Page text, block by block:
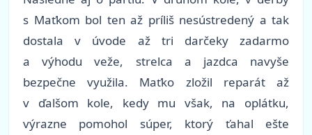
s Maťkom bol ten až príliš nesústredený a tak
dostala v úvode až tri darčeky zadarmo
a výhodu veže, strelca a jazdca navyše
bezpečne využila. Maťko zložil reparát až
v ďalšom kole, kedy mu však, na oplátku,
výrazne pomohol súper, ktorý ťahal ešte